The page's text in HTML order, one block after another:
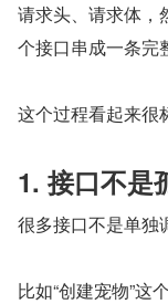
请求头、请求体，
个接口串成一条完
这个过程看起来很
1. 接口不是
很多接口不是单独
比如“创建宠物”这